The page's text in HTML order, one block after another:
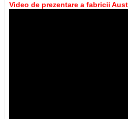
Video de prezentare a fabricii